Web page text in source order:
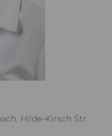
Hilde-Kirsch Str.